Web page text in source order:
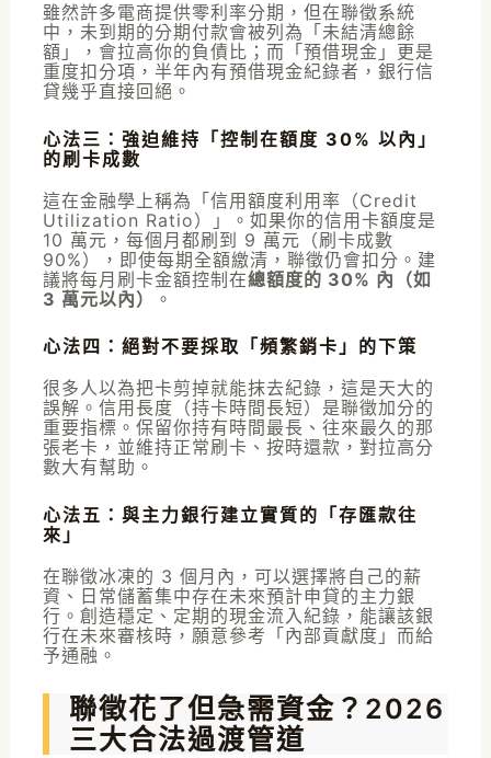
雖然許多電商提供零利率分期，但在聯徵系統
中，未到期的分期付款會被列為「未結清總餘
額」，會拉高你的負債比；而「預借現金」更是
重度扣分項，半年內有預借現金紀錄者，銀行信
貸幾乎直接回絕。
心法三：強迫維持「控制在額度 30% 以內」
的刷卡成數
這在金融學上稱為「信用額度利用率（Credit
Utilization Ratio）」。如果你的信用卡額度是
10 萬元，每個月都刷到 9 萬元（刷卡成數
90%），即使每期全額繳清，聯徵仍會扣分。建
議將每月刷卡金額控制在總額度的 30% 內（如
3 萬元以內）
。
心法四：絕對不要採取「頻繁銷卡」的下策
很多人以為把卡剪掉就能抹去紀錄，這是天大的
誤解。信用長度（持卡時間長短）是聯徵加分的
重要指標。保留你持有時間最長、往來最久的那
張老卡，並維持正常刷卡、按時還款，對拉高分
數大有幫助。
心法五：與主力銀行建立實質的「存匯款往
來」
在聯徵冰凍的 3 個月內，可以選擇將自己的薪
資、日常儲蓄集中存在未來預計申貸的主力銀
行。創造穩定、定期的現金流入紀錄，能讓該銀
行在未來審核時，願意參考「內部貢獻度」而給
予通融。
聯徵花了但急需資金？2026
三大合法過渡管道